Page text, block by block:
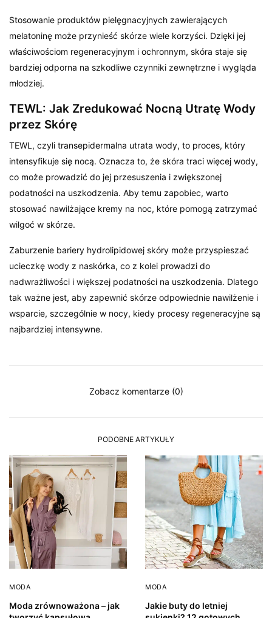
Stosowanie produktów pielęgnacyjnych zawierających
melatoninę może przynieść skórze wiele korzyści. Dzięki jej
właściwościom regeneracyjnym i ochronnym, skóra staje się
bardziej odporna na szkodliwe czynniki zewnętrzne i wygląda
młodziej.
TEWL: Jak Zredukować Nocną Utratę Wody
przez Skórę
TEWL, czyli transepidermalna utrata wody, to proces, który
intensyfikuje się nocą. Oznacza to, że skóra traci więcej wody,
co może prowadzić do jej przesuszenia i zwiększonej
podatności na uszkodzenia. Aby temu zapobiec, warto
stosować nawilżające kremy na noc, które pomogą zatrzymać
wilgoć w skórze.
Zaburzenie bariery hydrolipidowej skóry może przyspieszać
ucieczkę wody z naskórka, co z kolei prowadzi do
nadwrażliwości i większej podatności na uszkodzenia. Dlatego
tak ważne jest, aby zapewnić skórze odpowiednie nawilżenie i
wsparcie, szczególnie w nocy, kiedy procesy regeneracyjne są
najbardziej intensywne.
Zobacz komentarze (0)
PODOBNE ARTYKUŁY
MODA
Moda zrównoważona – jak
MODA
Jakie buty do letniej